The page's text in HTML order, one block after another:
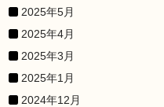
2025年5月
2025年4月
2025年3月
2025年1月
2024年12月